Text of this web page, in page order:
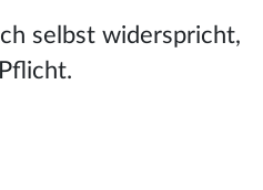
selbst widerspricht,